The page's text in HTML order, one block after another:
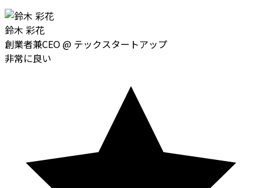
鈴木 彩花
創業者兼CEO@ テックスタートアップ
非常に良い